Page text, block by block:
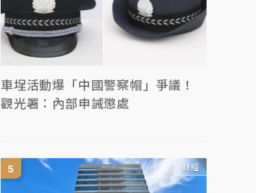
車埕活動爆「中國警察帽」爭議！
觀光署：內部申誡懲處
財經